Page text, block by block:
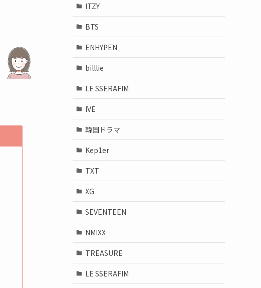
ITZY
BTS
ENHYPEN
billlie
LE SSERAFIM
IVE
韓国ドラマ
Kep1er
TXT
XG
SEVENTEEN
NMIXX
TREASURE
LE SSERAFIM